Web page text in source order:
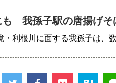
も 我孫子駅の唐揚げそ
利根川に面する我孫子は、